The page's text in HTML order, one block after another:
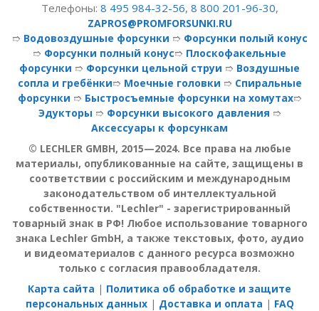
Телефоны: 8 495 984-32-56, 8 800 201-96-30,
ZAPROS@PROMFORSUNKI.RU
➱ Водовоздушные форсунки ➱ Форсунки полый конус
➱ Форсунки полный конус➱ Плоскофакельные
форсунки ➱ Форсунки цельной струи ➱ Воздушные
сопла и гребёнки➱ Моечные головки ➱ Спиральные
форсунки ➱ Быстросъемные форсунки на хомутах➱
Эдукторы ➱ Форсунки высокого давления ➱
Аксессуары к форсункам
© LECHLER GMBH, 2015—2024. Все права на любые
материалы, опубликованные на сайте, защищены в
соответствии с российским и международным
законодательством об интеллектуальной
собственности. "Lechler" - зарегистрированный
товарный знак в РФ! Любое использование товарного
знака Lechler GmbH, а также текстовых, фото, аудио
и видеоматериалов с данного ресурса возможно
только с согласия правообладателя.
Карта сайта | Политика об обработке и защите
персональных данных| Доставка и оплата | FAQ